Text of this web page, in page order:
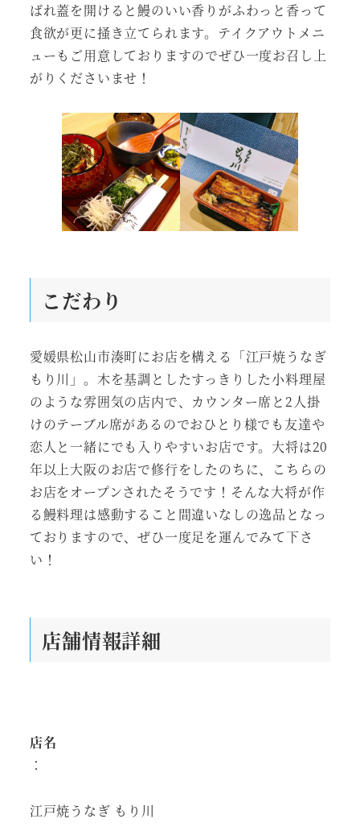
ばれ蓋を開けると鰻のいい香りがふわっと香って
食欲が更に掻き立てられます。テイクアウトメニ
ューもご用意しておりますのでぜひ一度お召し上
がりくださいませ！
こだわり
愛媛県松山市湊町にお店を構える「江戸焼うなぎ
もり川」。木を基調としたすっきりした小料理屋
のような雰囲気の店内で、カウンター席と2人掛
けのテーブル席があるのでおひとり様でも友達や
恋人と一緒にでも入りやすいお店です。大将は20
年以上大阪のお店で修行をしたのちに、こちらの
お店をオープンされたそうです！そんな大将が作
る鰻料理は感動すること間違いなしの逸品となっ
ておりますので、ぜひ一度足を運んでみて下さ
い！
店舗情報詳細
店名
：
江戸焼うなぎ もり川